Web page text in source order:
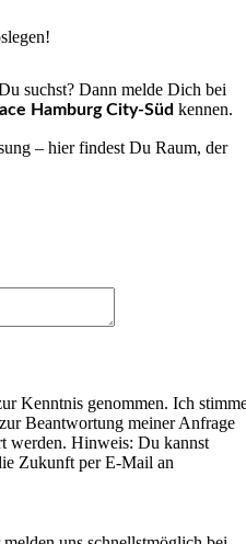
suchst? Dann melde Dich bei
Hamburg City-Südkennen.
– hier findest Du Raum, der
Kenntnis genommen. Ich
Beantwortung meiner Anfrage
werden. Hinweis: Du kannst
Zukunft per E-Mail an